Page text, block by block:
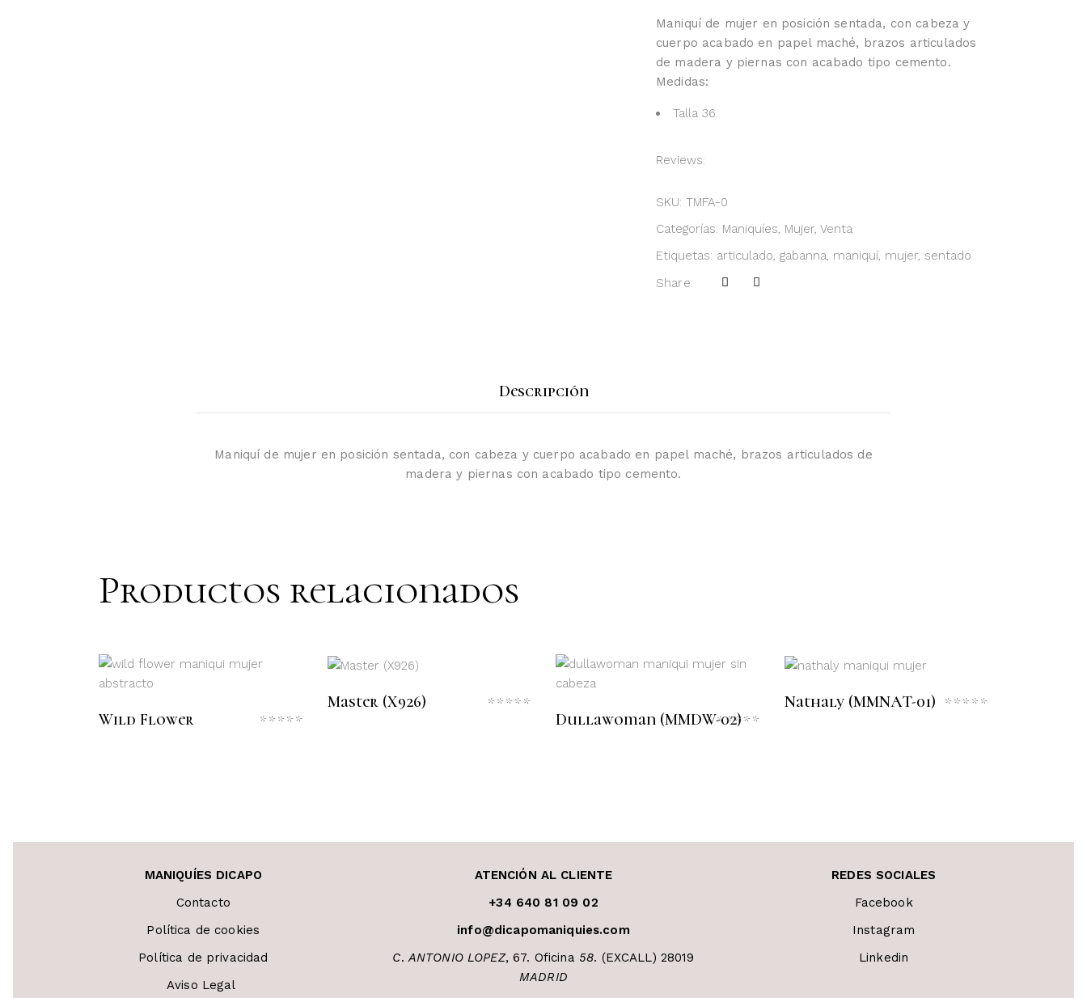
Maniquí de mujer en posición sentada, con cabeza y
cuerpo acabado en papel maché, brazos articulados
de madera y piernas con acabado tipo cemento.
Medidas:
Talla 36.
Reviews:
SKU: TMFA-0
Categorías: Maniquíes, Mujer, Venta
Etiquetas: articulado, gabanna, maniquí, mujer, sentado
Share:
Descripción
Maniquí de mujer en posición sentada, con cabeza y cuerpo acabado en papel maché, brazos articulados de
madera y piernas con acabado tipo cemento.
Productos relacionados
Wild Flower
LEER MÁS
Master (X926)
Dullawoman (MMDW-02)
LEER MÁS
Nathaly (MMNAT-01)
MANIQUÍES DICAPO
Contacto
Política de cookies
Política de privacidad
Aviso Legal
ATENCIÓN AL CLIENTE
+34 640 81 09 02
info@dicapomaniquies.com
C.ANTONIO LOPEZ, 67. Oficina 58. (EXCALL) 28019
MADRID
REDES SOCIALES
Facebook
Instagram
Linkedin